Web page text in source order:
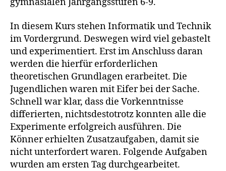
gymnasialen Jahrgangsstufen 6-9.
In diesem Kurs stehen Informatik und Technik
im Vordergrund. Deswegen wird viel gebastelt
und experimentiert. Erst im Anschluss daran
werden die hierfür erforderlichen
theoretischen Grundlagen erarbeitet. Die
Jugendlichen waren mit Eifer bei der Sache.
Schnell war klar, dass die Vorkenntnisse
differierten, nichtsdestotrotz konnten alle die
Experimente erfolgreich ausführen. Die
Könner erhielten Zusatzaufgaben, damit sie
nicht unterfordert waren. Folgende Aufgaben
wurden am ersten Tag durchgearbeitet.